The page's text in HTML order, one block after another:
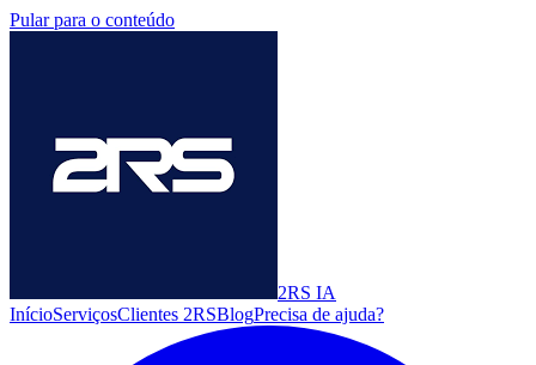
Pular para o conteúdo
2RS IA
InícioServiçosClientes 2RSBlogPrecisa de ajuda?